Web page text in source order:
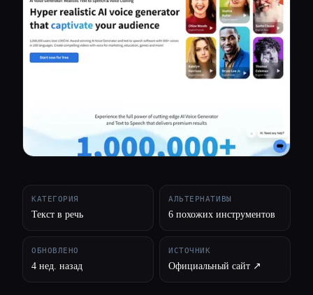
КАТЕГОРИЯ
Текст в речь
АЛЬТЕРНАТИВЫ
6 похожих инструментов
ОБНОВЛЕНО
4 нед. назад
ИСТОЧНИК
Официальный сайт ↗︎